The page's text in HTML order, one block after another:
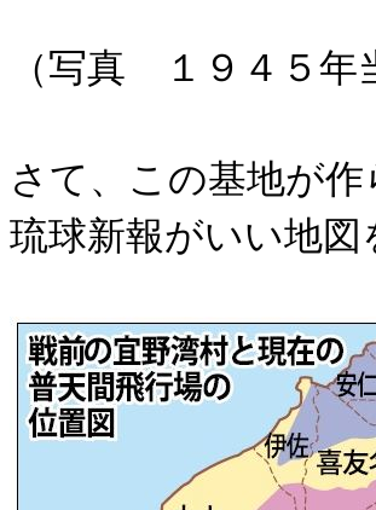
（写真 １９４５年
さて、この基地が
琉球新報がいい地